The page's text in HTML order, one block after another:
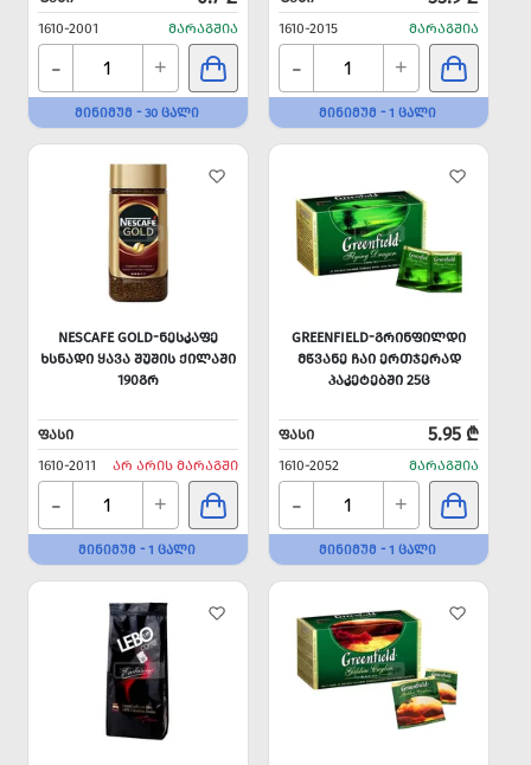
1610-2001 ᲛᲐᲠᲐᲒᲨᲘᲐ
- +
ᲛᲘᲜᲘᲛᲣᲛ - 30 ᲪᲐᲚᲘ
1610-2015 ᲛᲐᲠᲐᲒᲨᲘᲐ
- +
ᲛᲘᲜᲘᲛᲣᲛ - 1 ᲪᲐᲚᲘ
NESCAFE GOLD-ᲜᲔᲡᲙᲐᲤᲔ
ᲮᲡᲜᲐᲓᲘ ᲧᲐᲕᲐ ᲨᲣᲨᲘᲡ ᲥᲘᲚᲐᲨᲘ
190ᲒᲠ
ᲤᲐᲡᲘ
1610-2011
ᲐᲠ ᲐᲠᲘᲡ ᲛᲐᲠᲐᲒᲨᲘ
- +
ᲛᲘᲜᲘᲛᲣᲛ - 1 ᲪᲐᲚᲘ
GREENFIELD-ᲒᲠᲘᲜᲤᲘᲚᲓᲘ
ᲛᲬᲕᲐᲜᲔ ᲩᲐᲘ ᲔᲠᲗᲯᲔᲠᲐᲓ
ᲞᲐᲙᲔᲢᲔᲑᲨᲘ 25Ც
ᲤᲐᲡᲘ 5.95 ₾
1610-2052 ᲛᲐᲠᲐᲒᲨᲘᲐ
- +
ᲛᲘᲜᲘᲛᲣᲛ - 1 ᲪᲐᲚᲘ